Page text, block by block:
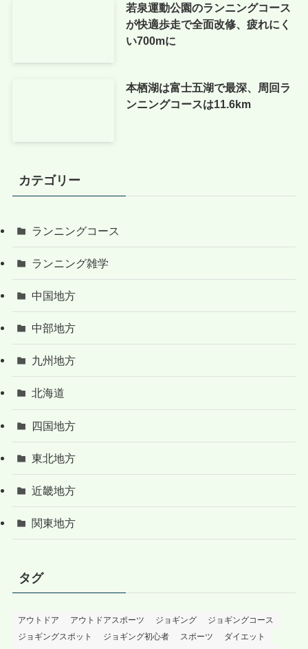
若泉運動公園のランニングコース
が快適歩走で全面改修、疲れにく
い700mに
本栖湖は富士五湖で最深、周回ラ
ンニングコースは11.6km
カテゴリー
ランニングコース
ランニング雑学
中国地方
中部地方
九州地方
北海道
四国地方
東北地方
近畿地方
関東地方
タグ
アウトドア アウトドアスポーツ ジョギング
ジョギングコース
ジョギングスポット
ジョギング初心者 スポーツ
ダイエット